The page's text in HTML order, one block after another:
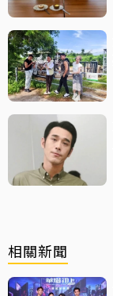
相關新聞